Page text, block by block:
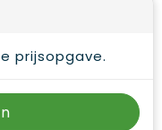
prijsopgave.